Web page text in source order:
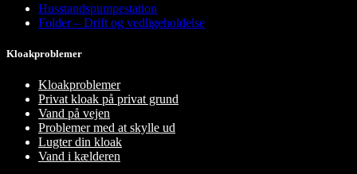
Husstandspumpestation
Folder – Drift og vedligeholdelse
Kloakproblemer
Kloakproblemer
Privat kloak på privat grund
Vand på vejen
Problemer med at skylle ud
Lugter din kloak
Vand i kælderen